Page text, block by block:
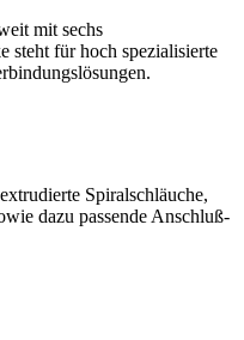
mit sechs
steht für hoch spezialisierte
Spiralschläuche,
dazu passende Anschluß-